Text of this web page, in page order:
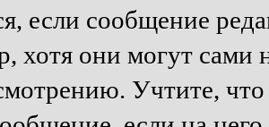
если сообщение
хотя они могут сами
Учтите,